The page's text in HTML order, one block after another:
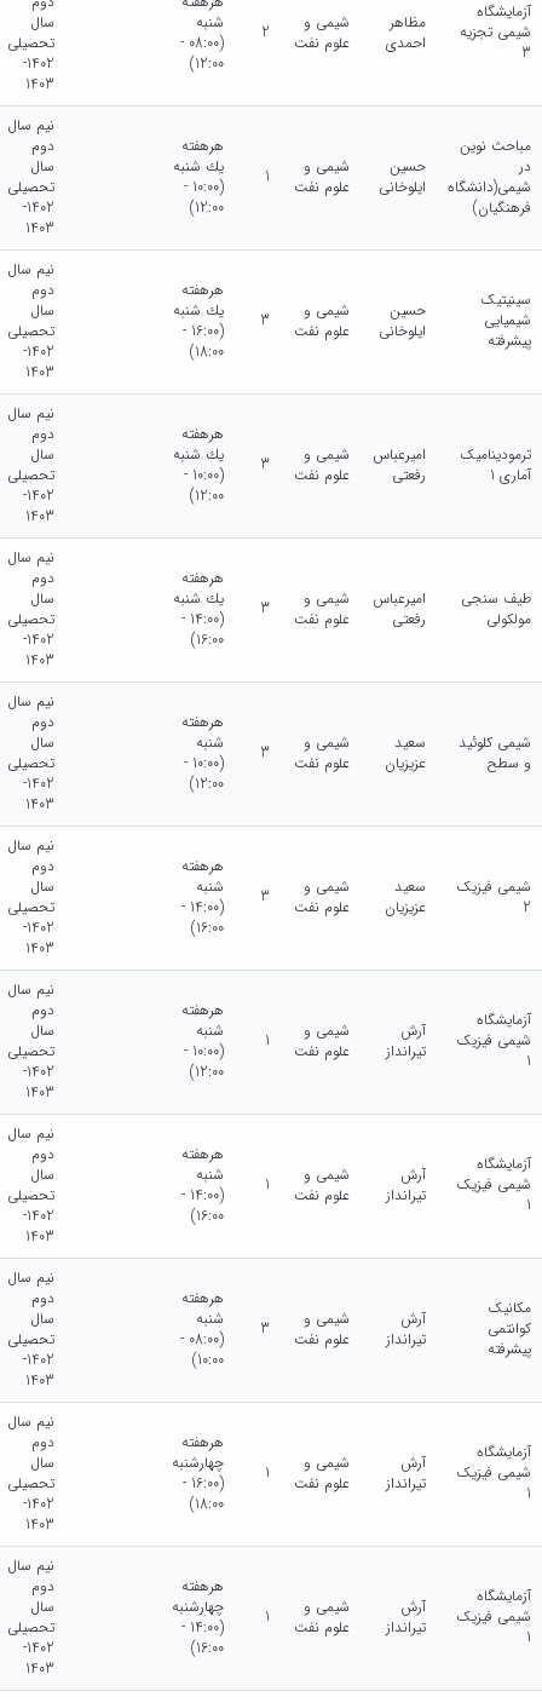
آزمایشگاه
شیمی تجزیه
3
مظاهر
احمدی
شیمی و
علوم نفت
2
شنبه
(08:00 -
12:00)
سال
تحصیلی
1402-
1403
مباحث نوین
در
شیمی(دانشگاه
فرهنگیان)
حسین
ایلوخانی
شیمی و
علوم نفت
1
هرهفته
يك شنبه
(10:00 -
12:00)
نیم سال
دوم
سال
تحصیلی
1402-
1403
سینیتیک
شیمیایی
پیشرفته
حسین
ایلوخانی
شیمی و
علوم نفت
3
هرهفته
يك شنبه
(16:00 -
18:00)
نیم سال
دوم
سال
تحصیلی
1402-
1403
ترمودینامیک
آماری 1
امیرعباس
رفعتی
شیمی و
علوم نفت
3
هرهفته
يك شنبه
(10:00 -
12:00)
نیم سال
دوم
سال
تحصیلی
1402-
1403
طیف سنجی
مولکولی
امیرعباس
رفعتی
شیمی و
علوم نفت
3
هرهفته
يك شنبه
(14:00 -
16:00)
نیم سال
دوم
سال
تحصیلی
1402-
1403
شیمی کلوئید
و سطح
سعید
عزیزیان
شیمی و
علوم نفت
3
هرهفته
شنبه
(10:00 -
12:00)
نیم سال
دوم
سال
تحصیلی
1402-
1403
شیمی فیزیک
2
سعید
عزیزیان
شیمی و
علوم نفت
3
هرهفته
شنبه
(14:00 -
16:00)
نیم سال
دوم
سال
تحصیلی
1402-
1403
آزمایشگاه
شیمی فیزیک
1
آرش
تیرانداز
شیمی و
علوم نفت
1
هرهفته
شنبه
(10:00 -
12:00)
نیم سال
دوم
سال
تحصیلی
1402-
1403
آزمایشگاه
شیمی فیزیک
1
آرش
تیرانداز
شیمی و
علوم نفت
1
هرهفته
شنبه
(14:00 -
16:00)
نیم سال
دوم
سال
تحصیلی
1402-
1403
مکانیک
کوانتمی
پیشرفته
آرش
تیرانداز
شیمی و
علوم نفت
3
هرهفته
شنبه
(08:00 -
10:00)
نیم سال
دوم
سال
تحصیلی
1402-
1403
آزمایشگاه
شیمی فیزیک
1
آرش
تیرانداز
شیمی و
علوم نفت
1
هرهفته
چهارشنبه
(16:00 -
18:00)
نیم سال
دوم
سال
تحصیلی
1402-
1403
آزمایشگاه
شیمی فیزیک
1
آرش
تیرانداز
شیمی و
علوم نفت
1
هرهفته
چهارشنبه
(14:00 -
16:00)
نیم سال
دوم
سال
تحصیلی
1402-
1403